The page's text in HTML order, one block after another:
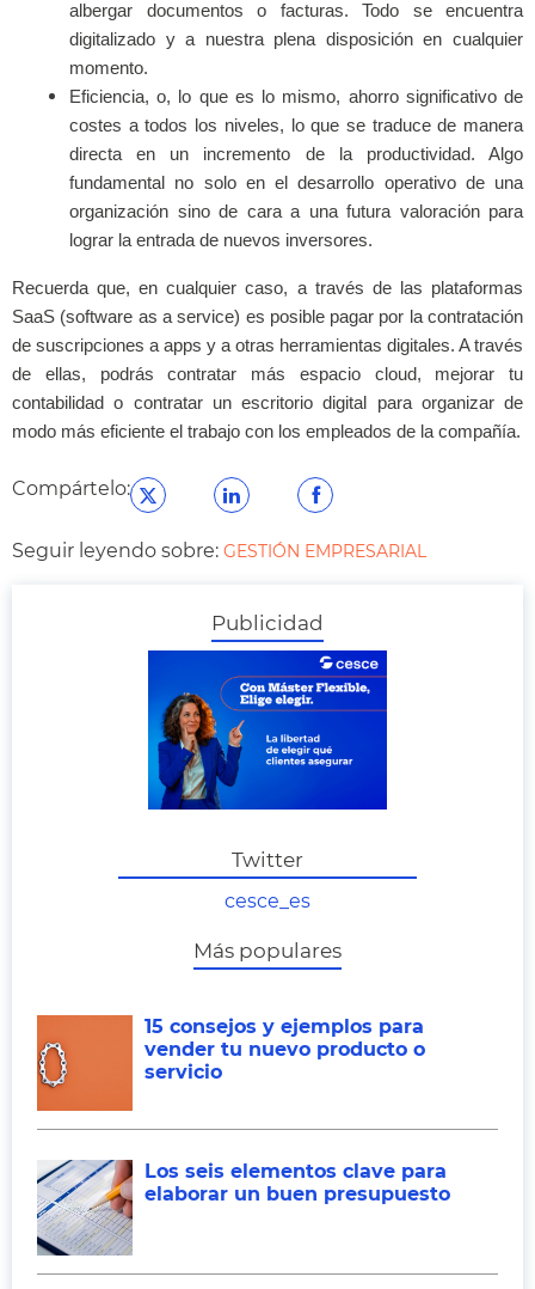
albergar documentos o facturas. Todo se encuentra
digitalizado y a nuestra plena disposición en cualquier
momento.
Eficiencia, o, lo que es lo mismo, ahorro significativo de
costes a todos los niveles, lo que se traduce de manera
directa en un incremento de la productividad. Algo
fundamental no solo en el desarrollo operativo de una
organización sino de cara a una futura valoración para
lograr la entrada de nuevos inversores.
Recuerda que, en cualquier caso, a través de las plataformas
SaaS (software as a service) es posible pagar por la contratación
de suscripciones a apps y a otras herramientas digitales. A través
de ellas, podrás contratar más espacio cloud, mejorar tu
contabilidad o contratar un escritorio digital para organizar de
modo más eficiente el trabajo con los empleados de la compañía.
Compártelo:
Seguir leyendo sobre: GESTIÓN EMPRESARIAL
Publicidad
Twitter
cesce_es
Más populares
15 consejos y ejemplos para
vender tu nuevo producto o
servicio
Los seis elementos clave para
elaborar un buen presupuesto